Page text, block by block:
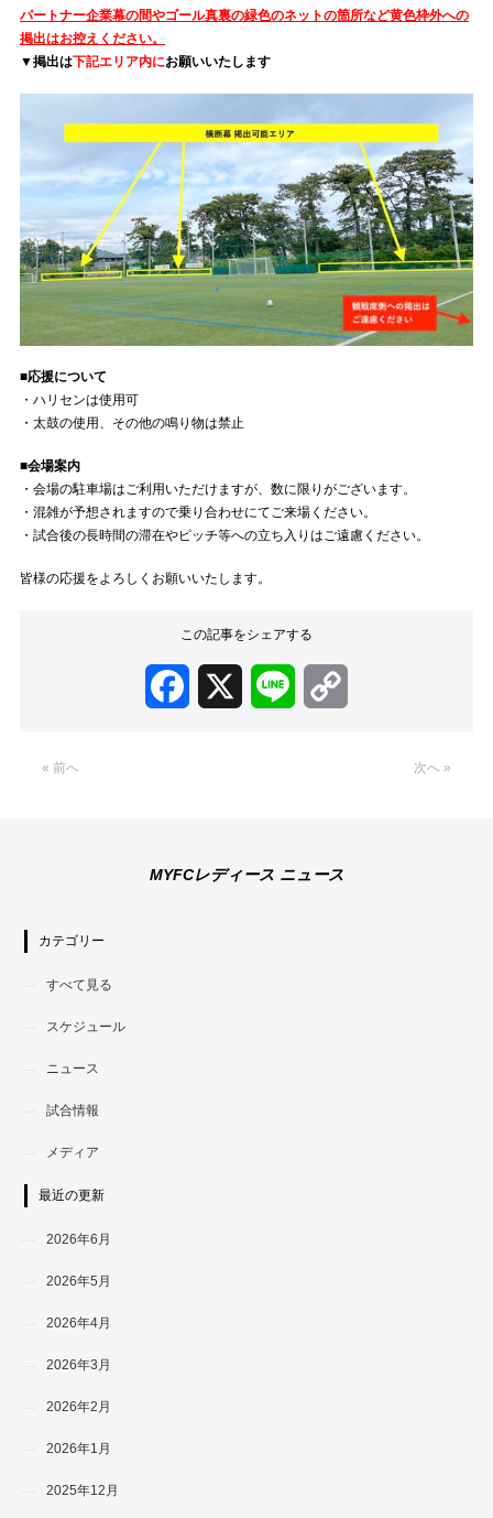
パートナー企業幕の間やゴール真裏の緑色のネットの箇所など黄色枠外への
掲出はお控えください。
▼掲出は下記エリア内にお願いいたします
■応援について
・ハリセンは使用可
・太鼓の使用、その他の鳴り物は禁止
■会場案内
・会場の駐車場はご利用いただけますが、数に限りがございます。
・混雑が予想されますので乗り合わせにてご来場ください。
・試合後の長時間の滞在やピッチ等への立ち入りはご遠慮ください。
皆様の応援をよろしくお願いいたします。
この記事をシェアする
Facebook Line
« 前へ 次へ »
MYFCレディース ニュース
カテゴリー
すべて見る
スケジュール
ニュース
試合情報
メディア
最近の更新
2026年6月
2026年5月
2026年4月
2026年3月
2026年2月
2026年1月
2025年12月